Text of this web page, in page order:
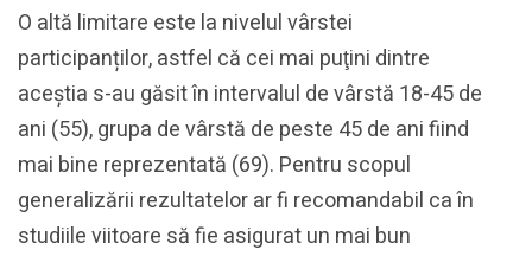
O altă limitare este la nivelul vârstei
participanților, astfel că cei mai puţini dintre
aceștia s-au găsit în intervalul de vârstă 18-45 de
ani (55), grupa de vârstă de peste 45 de ani fiind
mai bine reprezentată (69). Pentru scopul
generalizării rezultatelor ar fi recomandabil ca în
studiile viitoare să fie asigurat un mai bun